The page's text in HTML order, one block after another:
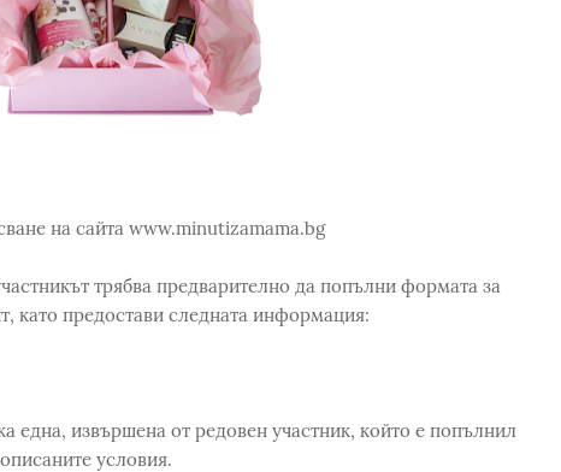
на сайта www.minutizamama.bg
трябва предварително да попълни формата за
като предостави следната информация:
една, извършена от редовен участник, който е попълнил
условия.